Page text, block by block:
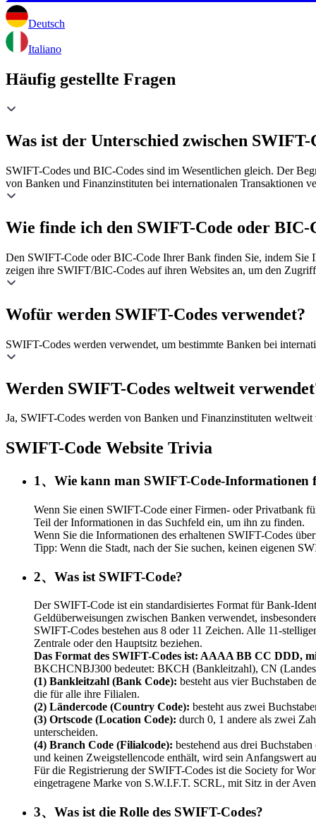
Deutsch
Italiano
Häufig gestellte Fragen
Was ist der Unterschied zwischen SWIFT-
SWIFT-Codes und BIC-Codes sind im Wesentlichen gleich. Der
von Banken und Finanzinstituten bei internationalen Transaktionen
Wie finde ich den SWIFT-Code oder BIC-
Den SWIFT-Code oder BIC-Code Ihrer Bank finden Sie, indem Sie
zeigen ihre SWIFT/BIC-Codes auf ihren Websites an, um den
Wofür werden SWIFT-Codes verwendet?
SWIFT-Codes werden verwendet, um bestimmte Banken bei
Werden SWIFT-Codes weltweit
Ja, SWIFT-Codes werden von Banken und Finanzinstituten
SWIFT-Code Website Trivia
1、Wie kann man SWIFT-Code-Informationen
Wenn Sie einen SWIFT-Code einer Firmen- oder Privatbank
Teil der Informationen in das Suchfeld ein, um ihn zu finden.
Wenn Sie die Informationen des erhaltenen SWIFT-Codes
Tipp: Wenn die Stadt, nach der Sie suchen, keinen eigenen
2、Was ist SWIFT-Code?
Der SWIFT-Code ist ein standardisiertes Format für Bank-
Geldüberweisungen zwischen Banken verwendet,
SWIFT-Codes bestehen aus 8 oder 11 Zeichen. Alle 11-
Zentrale oder den Hauptsitz beziehen.
Das Format des SWIFT-Codes ist: AAAA BB CC DDD,
BKCHCNBJ300 bedeutet: BKCH (Bankleitzahl), CN
(1) Bankleitzahl (Bank Code): besteht aus vier Buchstaben
die für alle ihre Filialen.
(2) Ländercode (Country Code): besteht aus zwei
(3) Ortscode (Location Code): durch 0, 1 andere als zwei
unterscheiden.
(4) Branch Code (Filialcode): bestehend aus drei
und keinen Zweigstellencode enthält, wird sein Anfangswert
Für die Registrierung der SWIFT-Codes ist die Society for
eingetragene Marke von S.W.I.F.T. SCRL, mit Sitz in der
3、Was ist die Rolle des SWIFT-Codes?